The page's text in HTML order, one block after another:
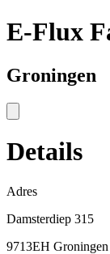
E-Flux
Groningen
Details
Adres
Damsterdiep 315
9713EH Groningen